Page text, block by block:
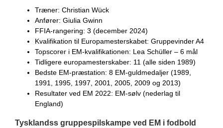
Træner: Christian Wück
Anfører: Giulia Gwinn
FFIA-rangering: 3 (december 2024)
Kvalifikation til Europamesterskabet: Gruppevinder A4
Topscorer i EM-kvalifikationen: Lea Schüller – 6 mål
Tidligere europamesterskaber: 11 (alle siden 1989)
Bedste EM-præstation: 8 EM-guldmedaljer (1989,
1991, 1995, 1997, 2001, 2005, 2009 og 2013)
Resultater ved EM 2022: EM-sølv (nederlag til
England)
Tysklandss gruppespilskampe ved EM i fodbold